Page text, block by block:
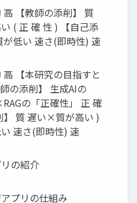
高 【教師の添削】 質
( 正 確 性 ) 【自己添
低い 速さ(即時性) 速
【本研究の目指すと
の添削】 生成AIの
の「正確性」 正 確
】 質 遅い×質が高い )
速さ(即時性) 速
の紹介
プリの仕組み